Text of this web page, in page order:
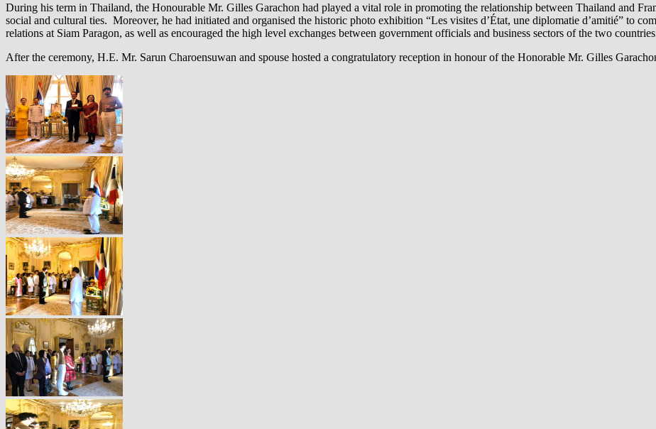
During his term in Thailand, the Honourable Mr. Gilles Garachon had played a vital role in promoting the relationship between Thailand and
social and cultural ties. Moreover, he had initiated and organised the historic photo exhibition “Les visites d’État, une diplomatie d’amitié” to
relations at Siam Paragon, as well as encouraged the high level exchanges between government officials and business sectors of the two
After the ceremony, H.E. Mr. Sarun Charoensuwan and spouse hosted a congratulatory reception in honour of the Honorable Mr. Gilles